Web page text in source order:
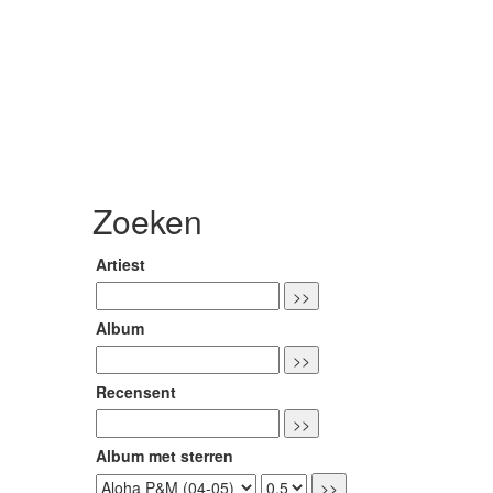
Zoeken
Artiest
Album
Recensent
Album met sterren